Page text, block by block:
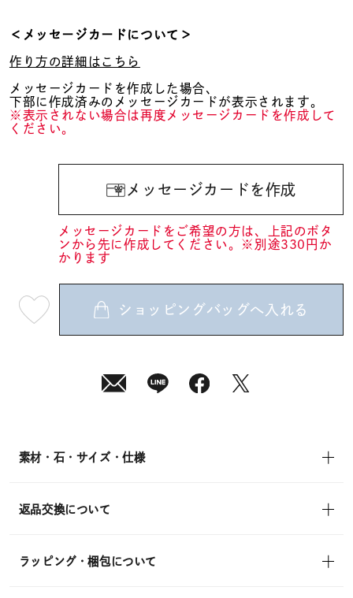
＜メッセージカードについて＞
作り方の詳細はこちら
メッセージカードを作成した場合、
下部に作成済みのメッセージカードが表示されます。
※表示されない場合は再度メッセージカードを作成して
ください。
メッセージカードを作成
メッセージカードをご希望の方は、上記のボタ
ンから先に作成してください。※別途330円か
かります
08
ショッピングバッグへ入れる
素材・石・サイズ・仕様
返品交換について
ラッピング・梱包について